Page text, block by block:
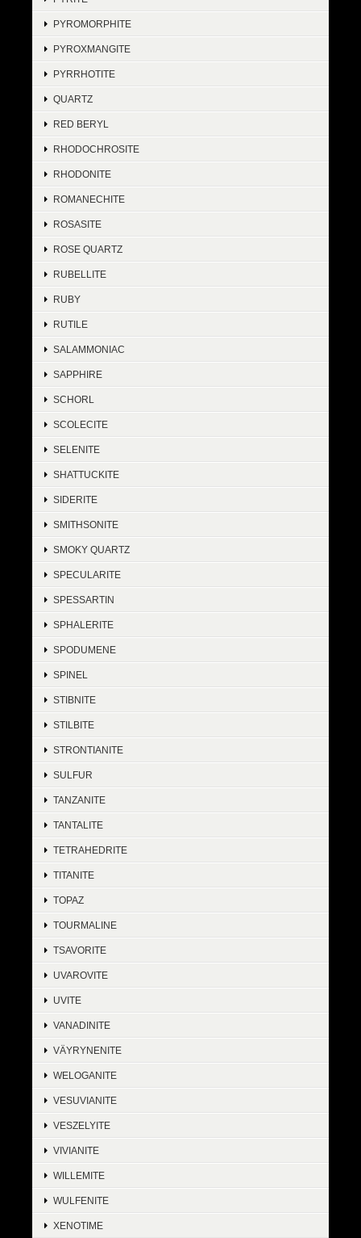
PYROMORPHITE
PYROXMANGITE
PYRRHOTITE
QUARTZ
RED BERYL
RHODOCHROSITE
RHODONITE
ROMANECHITE
ROSASITE
ROSE QUARTZ
RUBELLITE
RUBY
RUTILE
SALAMMONIAC
SAPPHIRE
SCHORL
SCOLECITE
SELENITE
SHATTUCKITE
SIDERITE
SMITHSONITE
SMOKY QUARTZ
SPECULARITE
SPESSARTIN
SPHALERITE
SPODUMENE
SPINEL
STIBNITE
STILBITE
STRONTIANITE
SULFUR
TANZANITE
TANTALITE
TETRAHEDRITE
TITANITE
TOPAZ
TOURMALINE
TSAVORITE
UVAROVITE
UVITE
VANADINITE
VÄYRYNENITE
WELOGANITE
VESUVIANITE
VESZELYITE
VIVIANITE
WILLEMITE
WULFENITE
XENOTIME